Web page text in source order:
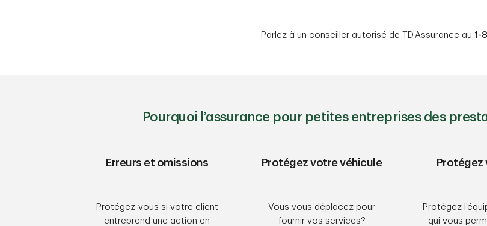
Parlez à un conseiller autorisé de TD Assurance au 1-
Pourquoi l’assurance pour petites entreprises des
Erreurs et omissions
Protégez-vous si votre client
entreprend une action en
Protégez votre véhicule
Vous vous déplacez pour
fournir vos services?
Protégez
qui vous